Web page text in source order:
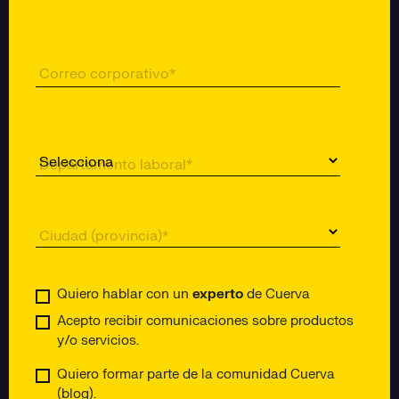
Correo corporativo*
Departamento laboral*
Ciudad (provincia)*
Quiero hablar con un experto de Cuerva
Acepto recibir comunicaciones sobre productos
y/o servicios.
Quiero formar parte de la comunidad Cuerva
(blog).